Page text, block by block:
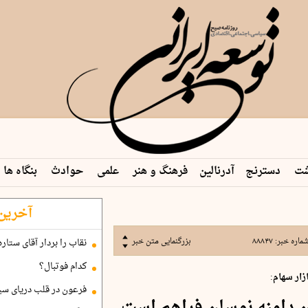
دسترنج آدرنالین فرهنگ و هنر علمی حوادث بنگاه ها
شماره خبر:۸۸۸۴۷ بزرگنمایی متن خبر
سهام:
نقاب را بردار آقای
کدام فوتبال؟
فرعون در قلب دریای